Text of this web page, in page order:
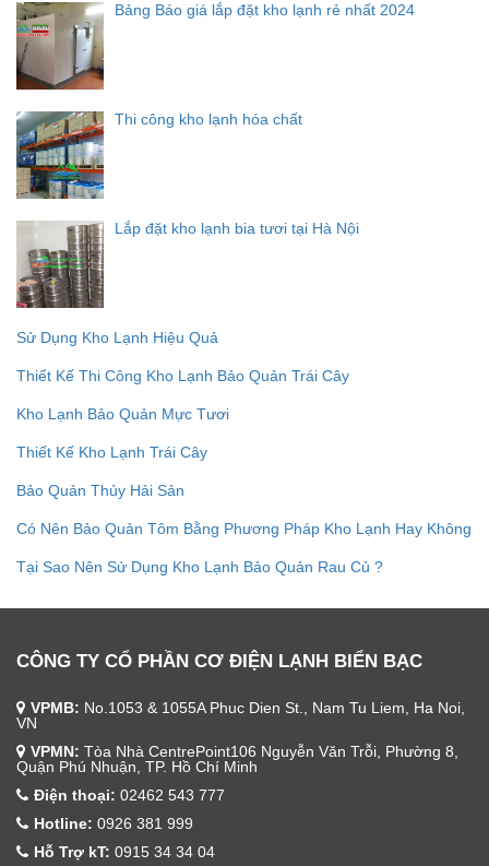
Bảng Báo giá lắp đặt kho lạnh rẻ nhất 2024
Thi công kho lạnh hóa chất
Lắp đặt kho lạnh bia tươi tại Hà Nội
Sử Dụng Kho Lạnh Hiệu Quả
Thiết Kế Thi Công Kho Lạnh Bảo Quản Trái Cây
Kho Lạnh Bảo Quản Mực Tươi
Thiết Kế Kho Lạnh Trái Cây
Bảo Quản Thủy Hải Sản
Có Nên Bảo Quản Tôm Bằng Phương Pháp Kho Lạnh Hay Không
Tại Sao Nên Sử Dụng Kho Lạnh Bảo Quản Rau Củ ?
CÔNG TY CỔ PHẦN CƠ ĐIỆN LẠNH BIỂN BẠC
VPMB: No.1053 & 1055A Phuc Dien St., Nam Tu Liem, Ha Noi,
VN
VPMN: Tòa Nhà CentrePoint106 Nguyễn Văn Trỗi, Phường 8,
Quận Phú Nhuận, TP. Hồ Chí Minh
Điện thoại: 02462 543 777
Hotline: 0926 381 999
Hỗ Trợ kT: 0915 34 34 04